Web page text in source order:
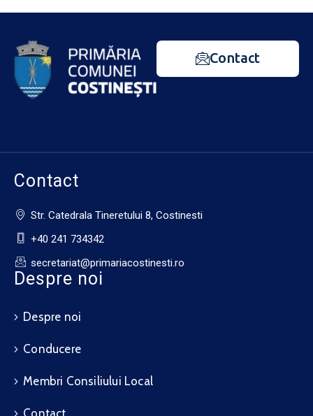
Contact
Contact
Str. Catedrala Tineretului 8, Costinesti
+40 241 734342
secretariat@primariacostinesti.ro​
Despre noi
Despre noi
Conducere
Membri Consiliului Local